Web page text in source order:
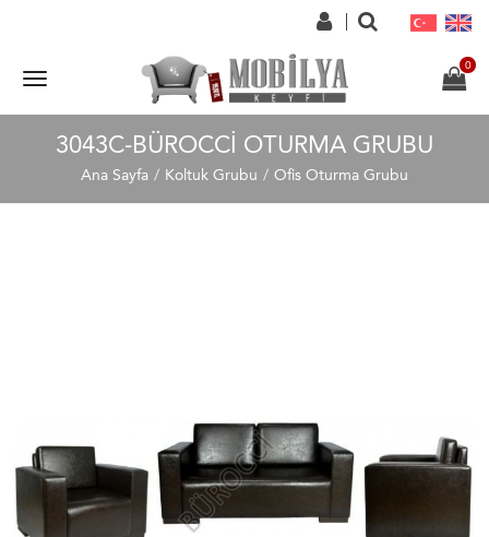
3043C-BÜROCCI OTURMA GRUBU
Ana Sayfa Koltuk Grubu Ofis Oturma Grubu